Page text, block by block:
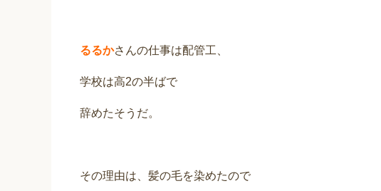
るるかさんの仕事は配管工、
学校は高2の半ばで
辞めたそうだ。
その理由は、髪の毛を染めたので